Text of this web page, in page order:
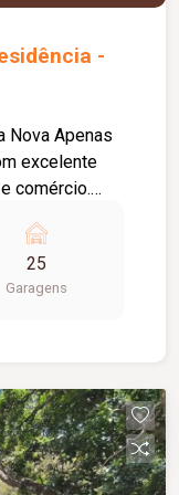
-
Nova Apenas
excelente
comércio.
Amplo
e
1 escritório.
Salão Coberto
em
25
Garagens